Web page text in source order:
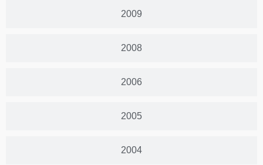
2009
2008
2006
2005
2004